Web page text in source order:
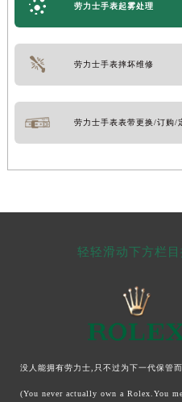
劳力士手表起雾处理
劳力士手表摔坏维修
劳力士手表表带更换/订购/
轻轻滑动下方栏
没人能拥有劳力士,只不过为下一代保管
(You never actually own a Rolex.You